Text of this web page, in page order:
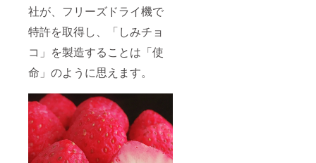
社が、フリーズドライ機で
特許を取得し、「しみチョ
コ」を製造することは「使
命」のように思えます。